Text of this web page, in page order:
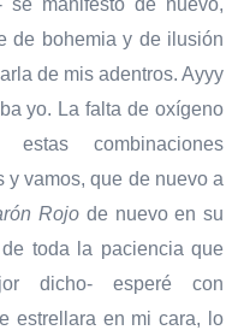
de bohemia y de ilusión
de mis adentros. Ayyy
yo. La falta de oxígeno
combinaciones
y vamos, que de nuevo a
Rojo de nuevo en su
toda la paciencia que
dicho- esperé con
estrellara en mi cara, lo